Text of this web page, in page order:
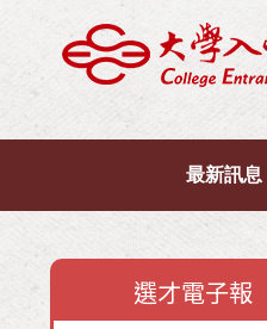
最新訊息
選才電子報